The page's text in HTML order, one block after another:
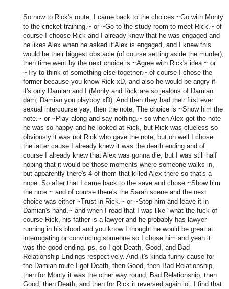
So now to Rick's route, I came back to the choices ~Go with Monty
to the cricket training.~ or ~Go to the study room to meet Rick.~ of
course I choose Rick and I already knew that he was engaged and
he likes Alex when he asked if Alex is engaged, and I knew this
would be their biggest obstacle (of course setting aside the murder),
then time went by the next choice is ~Agree with Rick's idea.~ or
~Try to think of something else together.~ of course I chose the
former because you know Rick xD, and also he would be angry if
it's only Damian and I (Monty and Rick are so jealous of Damian
darn, Damian you playboy xD). And then they had their first ever
sexual intercourse yay, then the note. The choice is ~Show him the
note.~ or ~Play along and say nothing.~ so when Alex got the note
he was so happy and he looked at Rick, but Rick was clueless so
obviously it was not Rick who gave the note, but oh well I chose
the latter cause I already knew it was the death ending and of
course I already knew that Alex was gonna die, but I was still half
hoping that it would be those moments where someone walks in,
but apparently there's 4 of them that killed Alex there so that's a
nope. So after that I came back to the save and chose ~Show him
the note.~ and of course there's the Sarah scene and the next
choice was either ~Trust in Rick.~ or ~Stop him and leave it in
Damian's hand.~ and when I read that I was like "what the fuck of
course Rick, his father is a lawyer and he probably has lawyer
running in his blood and you know I thought he would be great at
interrogating or convincing someone so I chose him and yeah it
was the good ending. ps. so I got Death, Good, and Bad
Relationship Endings respectively. And it's kinda funny cause for
the Damian route I got Death, then Good, then Bad Relationship,
then for Monty it was the other way round, Bad Relationship, then
Good, then Death, and then for Rick it reversed again lol. I find that